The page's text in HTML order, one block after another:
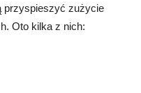
przyspieszyć zużycie
Oto kilka z nich: